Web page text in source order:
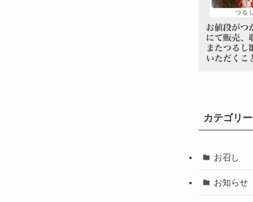
カテゴリー
お召し
お知らせ